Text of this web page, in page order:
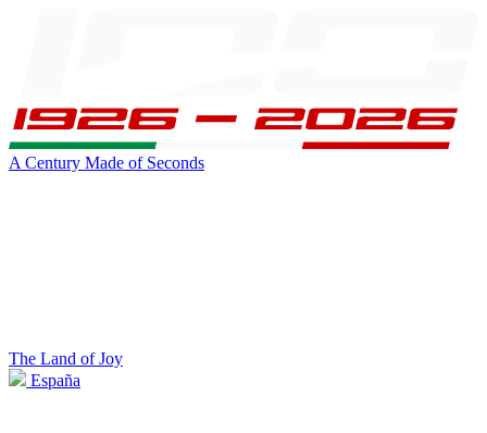
A Century Made of Seconds
The Land of Joy
España